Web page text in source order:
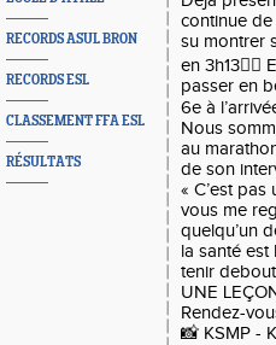
RECORDS ASUL BRON
RECORDS ESL
CLASSEMENT FFA ESL
RÉSULTATS
continue de
su montrer
en 3h13🏃‍♀️
passer en
6e à
Nous
au
de son
« C’est
vous me
quelqu’un
la santé
tenir
UNE
Rendez-
📸 KSMP -